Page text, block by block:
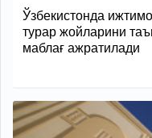
Ўзбекистонда
турар жойларини
маблағ ажратилади